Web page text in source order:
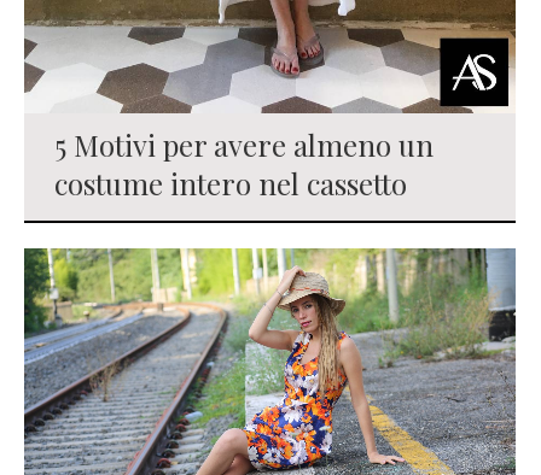
5 Motivi per avere almeno un
costume intero nel cassetto